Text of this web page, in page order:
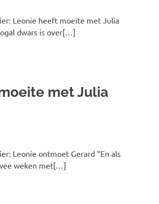
Leonie heeft moeite met Julia
dwars is over[…]
met Julia
Leonie ontmoet Gerard “En als
weken met[…]